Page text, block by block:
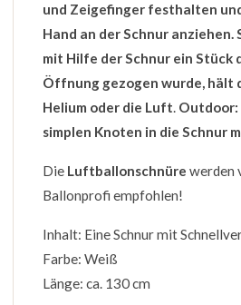
und Zeigefinger festhalten
Hand an der Schnur anziehen.
mit Hilfe der Schnur ein Stück
Öffnung gezogen wurde, hält
Helium oder die Luft. Outdoor:
simplen Knoten in die Schnur
Die Luftballonschnüre werden
Ballonprofi empfohlen!
Inhalt: Eine Schnur mit
Farbe: Weiß
Länge: ca. 130 cm